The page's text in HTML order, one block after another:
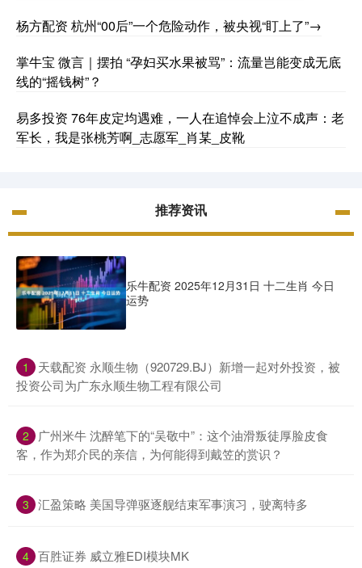
杨方配资 杭州“00后”一个危险动作，被央视“盯上了”→
掌牛宝 微言｜摆拍 “孕妇买水果被骂”：流量岂能变成无底
线的“摇钱树”？
易多投资 76年皮定均遇难，一人在追悼会上泣不成声：老
军长，我是张桃芳啊_志愿军_肖某_皮靴
推荐资讯
乐牛配资 2025年12月31日 十二生肖 今日
运势
1
​天载配资 永顺生物（920729.BJ）新增一起对外投资，被
投资公司为广东永顺生物工程有限公司
2
​广州米牛 沈醉笔下的“吴敬中”：这个油滑叛徒厚脸皮食
客，作为郑介民的亲信，为何能得到戴笠的赏识？
3 ​汇盈策略 美国导弹驱逐舰结束军事演习，驶离特多
4 ​百胜证券 威立雅EDI模块MK